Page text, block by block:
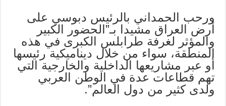
ورحب الحمداني بالرئيس دبوسي على
أرض العراق مشيدا بـ”الحضور الكبير
والمؤثر لغرفة طرابلس الكبرى في هذه
المنطقة، سواء من خلال ديناميكية رئيسها
أو عبر مشاريعها الداخلية والخارجية التي
تهم قطاعات عدة في الوطن العربي
ولدى كثير من دول العالم”.